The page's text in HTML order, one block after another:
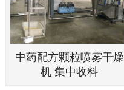
中药配方颗粒喷雾干燥
机 集中收料